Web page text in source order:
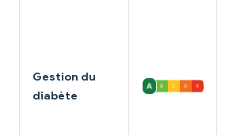
Gestion du
diabète